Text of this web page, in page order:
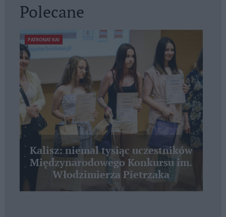
Polecane
PATRONAT KAI
Kalisz: niemal tysiąc uczestników
Międzynarodowego Konkursu im.
Włodzimierza Pietrzaka